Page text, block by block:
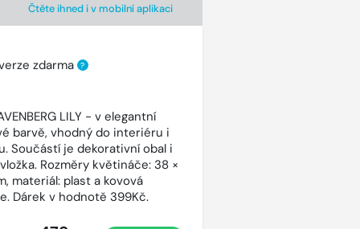
Čtěte ihned i v mobilní aplikaci
zdarma ?
LILY - v elegantní
barvě, vhodný do interiéru i
Součástí je dekorativní obal i
Rozměry květináče: 38 ×
materiál: plast a kovová
Dárek v hodnotě 399Kč.